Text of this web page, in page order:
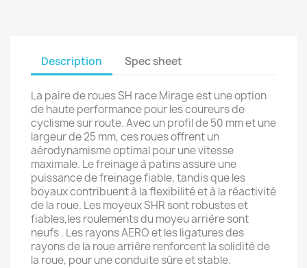
Description Spec sheet
La paire de roues SH race Mirage est une option
de haute performance pour les coureurs de
cyclisme sur route. Avec un profil de 50 mm et une
largeur de 25 mm, ces roues offrent un
aérodynamisme optimal pour une vitesse
maximale. Le freinage à patins assure une
puissance de freinage fiable, tandis que les
boyaux contribuent à la flexibilité et à la réactivité
de la roue. Les moyeux SHR sont robustes et
fiables,les roulements du moyeu arrière sont
neufs . Les rayons AERO et les ligatures des
rayons de la roue arrière renforcent la solidité de
la roue, pour une conduite sûre et stable.